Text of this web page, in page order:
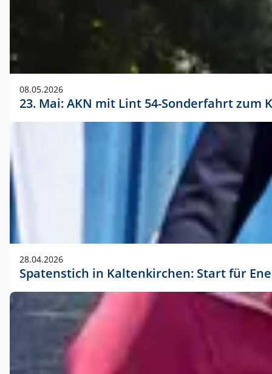
08.05.2026
23. Mai: AKN mit Lint 54-Sonderfahrt
28.04.2026
Spatenstich in Kaltenkirchen: Start für